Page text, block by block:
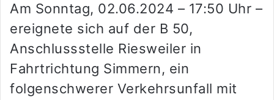
Am Sonntag, 02.06.2024 – 17:50 Uhr –
ereignete sich auf der B 50,
Anschlussstelle Riesweiler in
Fahrtrichtung Simmern, ein
folgenschwerer Verkehrsunfall mit